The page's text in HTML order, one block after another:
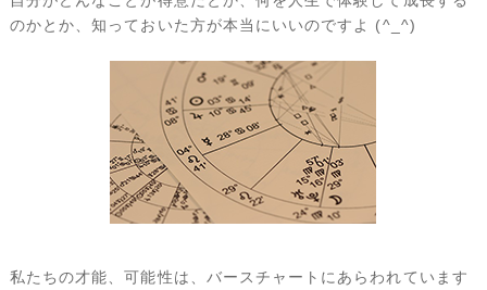
のかとか、知っておいた方が本当にいいのですよ (^_^)
私たちの才能、可能性は、バースチャートにあらわれています